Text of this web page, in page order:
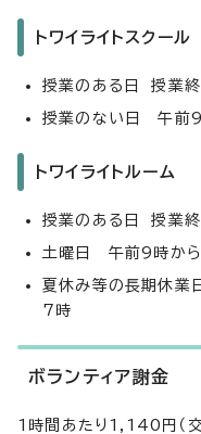
トワイライトスクール
授業のある日 授業
授業のない日 午前
トワイライトルーム
授業のある日 授業
土曜日 午前9時か
夏休み等の長期休
7時
ボランティア謝金
1時間あたり1,140円（交